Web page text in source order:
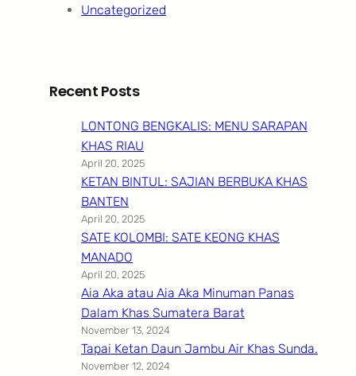
Uncategorized
Recent Posts
LONTONG BENGKALIS: MENU SARAPAN
KHAS RIAU
April 20, 2025
KETAN BINTUL: SAJIAN BERBUKA KHAS
BANTEN
April 20, 2025
SATE KOLOMBI: SATE KEONG KHAS
MANADO
April 20, 2025
Aia Aka atau Aia Aka Minuman Panas
Dalam Khas Sumatera Barat
November 13, 2024
Tapai Ketan Daun Jambu Air Khas Sunda.
November 12, 2024